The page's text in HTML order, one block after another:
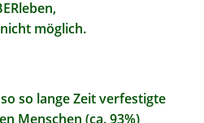
möglich.
so lange Zeit verfestigte
Menschen (ca. 93%)